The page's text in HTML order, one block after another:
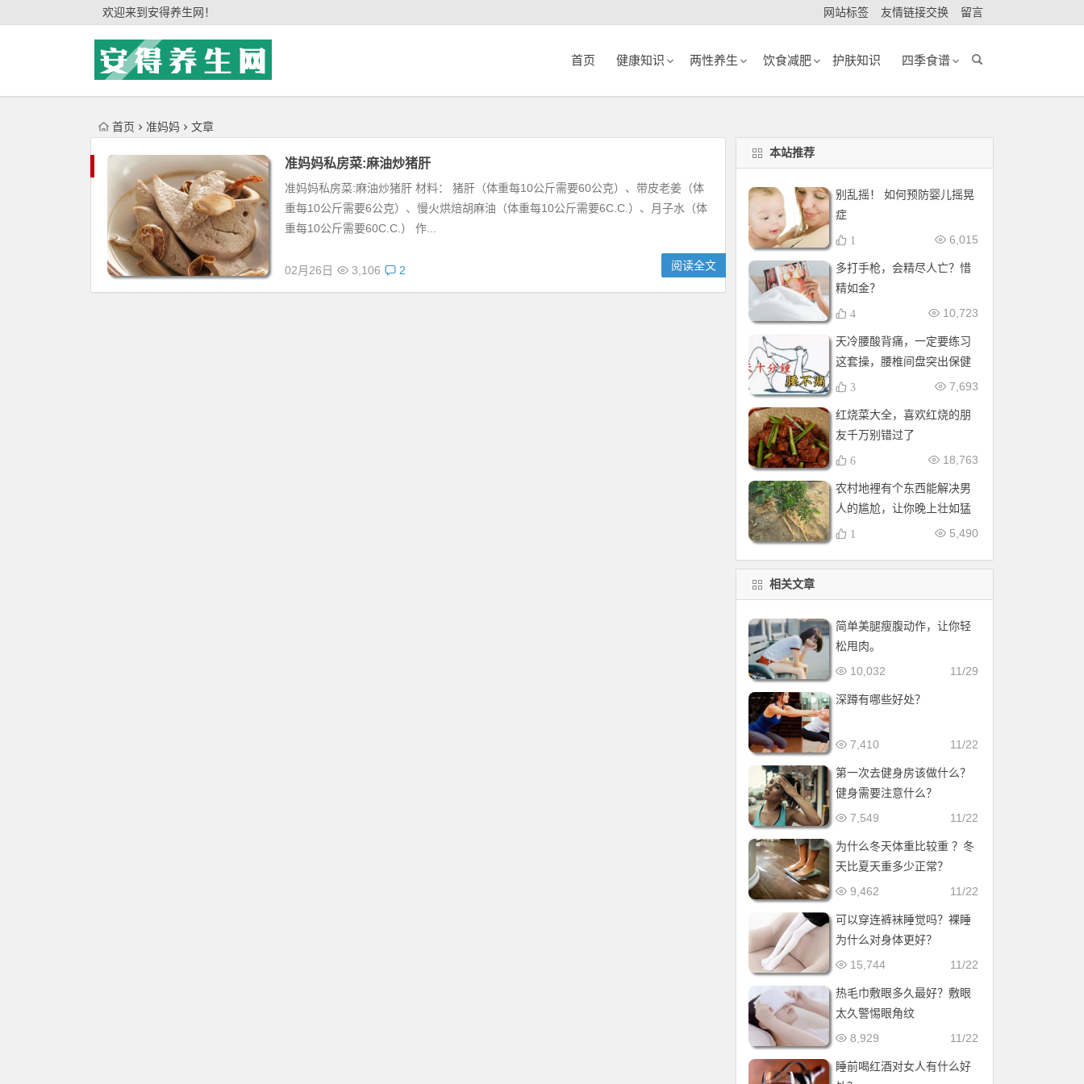
欢迎来到安得养生网！ 网站标签 友情链接交换 留言
首页 健康知识 两性养生 饮食减肥 护肤知识 四季食谱
首页 准妈妈 文章
准妈妈私房菜:麻油炒猪肝
准妈妈私房菜:麻油炒猪肝 材料： 猪肝（体重每10公斤需要60公克）、带皮老姜（体
重每10公斤需要6公克）、慢火烘焙胡麻油（体重每10公斤需要6C.C.）、月子水（体
重每10公斤需要60C.C.） 作...
02月26日 3,106 2 阅读全文
本站推荐
别乱摇！ 如何预防婴儿摇晃
症
6,015
1
多打手枪，会精尽人亡？惜
精如金？
10,723
4
天冷腰酸背痛，一定要练习
这套操，腰椎间盘突出保健
操，全套收好！每天十分钟
7,693
3
红烧菜大全，喜欢红烧的朋
友千万别错过了
18,763
6
农村地裡有个东西能解决男
人的尴尬，让你晚上壮如猛
牛床受不了
5,490
1
相关文章
简单美腿瘦腹动作，让你轻
松甩肉。
11/29
10,032
深蹲有哪些好处？
11/22
7,410
第一次去健身房该做什么？
健身需要注意什么？
11/22
7,549
为什么冬天体重比较重 ？冬
天比夏天重多少正常？
11/22
9,462
可以穿连裤袜睡觉吗？裸睡
为什么对身体更好？
11/22
15,744
热毛巾敷眼多久最好？敷眼
太久警惕眼角纹
11/22
8,929
睡前喝红酒对女人有什么好